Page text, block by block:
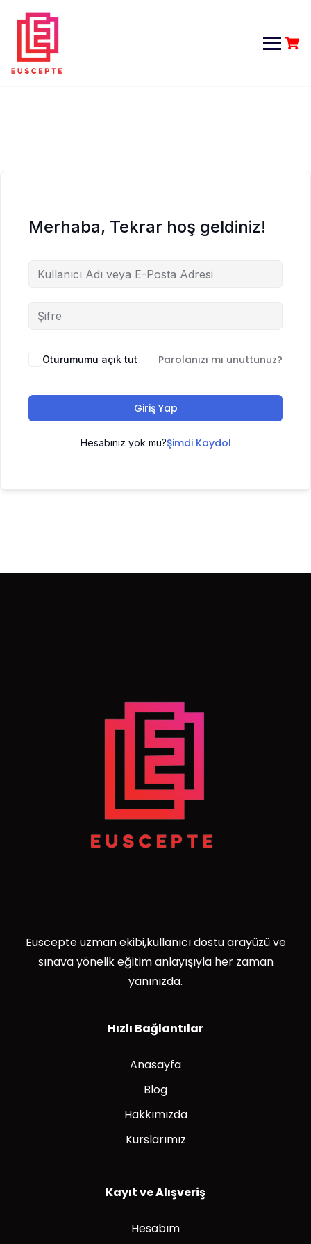
content
Merhaba, Tekrar hoş geldiniz!
Oturumumu açık tut Parolanızı mı unuttunuz?
Giriş Yap
Hesabınız yok mu?Şimdi Kaydol
Euscepte uzman ekibi,kullanıcı dostu arayüzü ve
sınava yönelik eğitim anlayışıyla her zaman
yanınızda.
Hızlı Bağlantılar
Anasayfa
Blog
Hakkımızda
Kurslarımız
Kayıt ve Alışveriş
Hesabım